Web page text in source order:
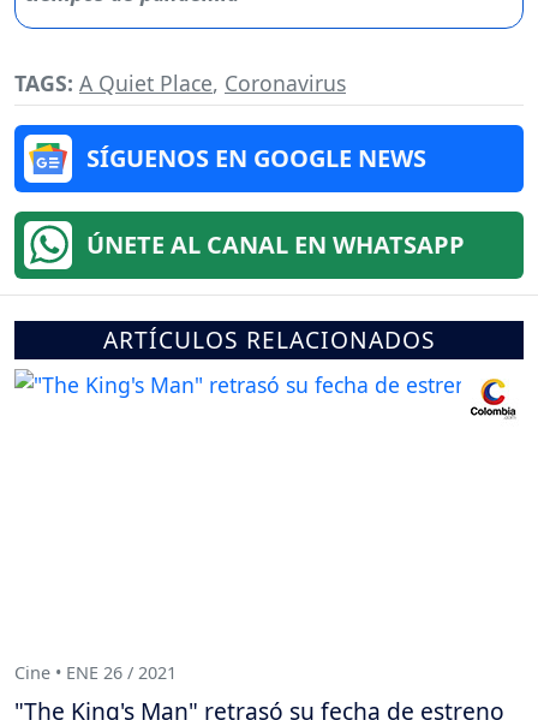
TAGS: A Quiet Place, Coronavirus
SÍGUENOS EN GOOGLE NEWS
ÚNETE AL CANAL EN WHATSAPP
ARTÍCULOS RELACIONADOS
Cine • ENE 26 / 2021
"The King's Man" retrasó su fecha de estreno